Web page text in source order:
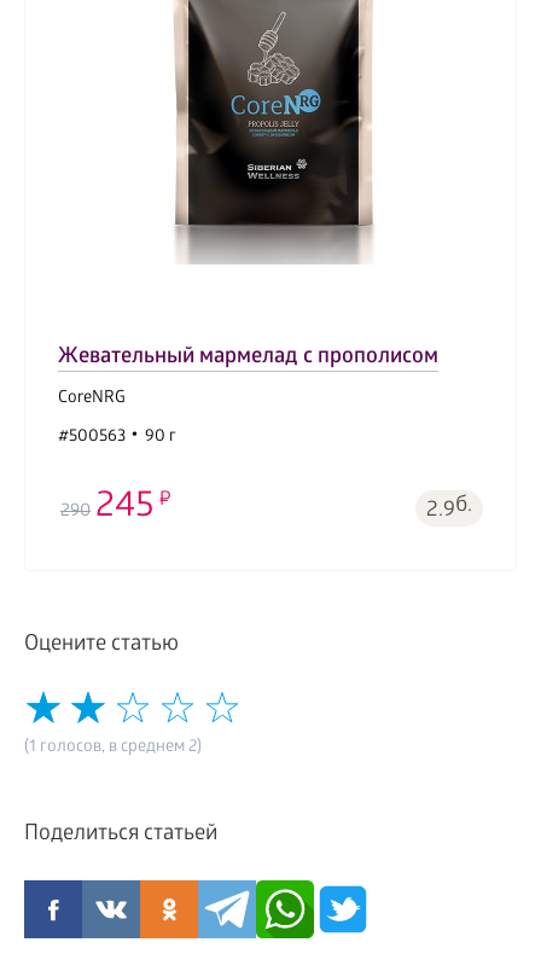
Жевательный мармелад с прополисом
CoreNRG
#500563
90 г
290 245 2.9б.
Оцените статью
(1 голосов, в среднем 2)
Поделиться статьей